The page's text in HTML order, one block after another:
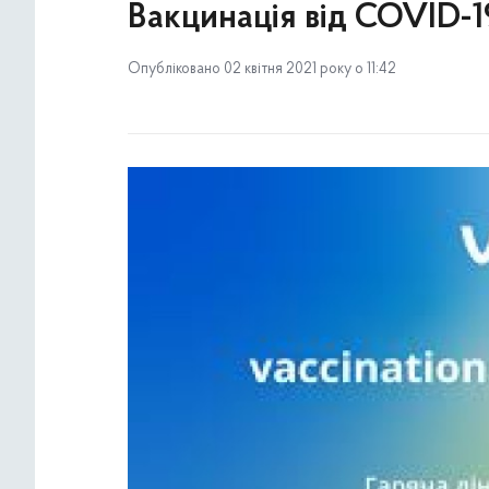
Вакцинація від COVID-
Опубліковано 02 квітня 2021 року о 11:42